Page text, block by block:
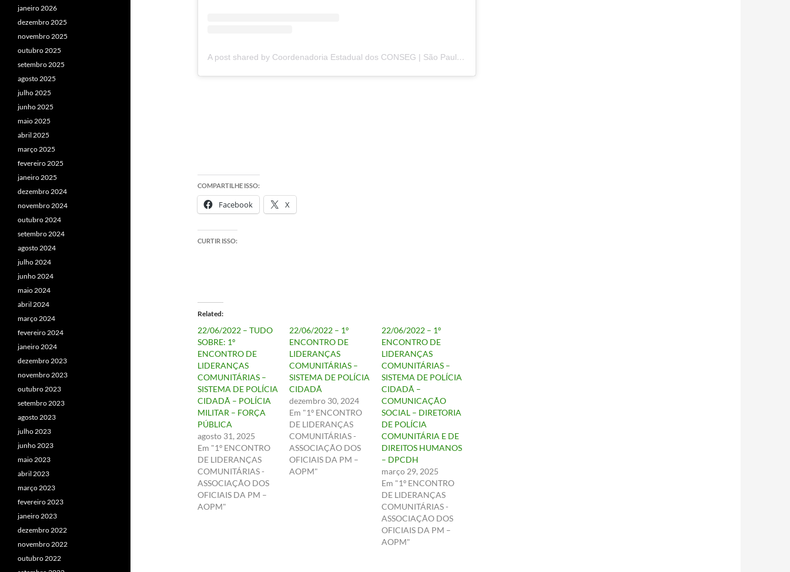
A post shared by Coordenadoria Estadual dos CONSEG | São Paulo (@ceconsegsp)
COMPARTILHE ISSO:
Facebook X
CURTIR ISSO:
Related
22/06/2022 – TUDO
SOBRE: 1º
ENCONTRO DE
LIDERANÇAS
COMUNITÁRIAS –
SISTEMA DE POLÍCIA
CIDADÃ – POLÍCIA
MILITAR – FORÇA
PÚBLICA
agosto 31, 2025
Em "1º ENCONTRO
DE LIDERANÇAS
COMUNITÁRIAS -
ASSOCIAÇÃO DOS
OFICIAIS DA PM –
AOPM"
22/06/2022 – 1º
ENCONTRO DE
LIDERANÇAS
COMUNITÁRIAS –
SISTEMA DE POLÍCIA
CIDADÃ
dezembro 30, 2024
Em "1º ENCONTRO
DE LIDERANÇAS
COMUNITÁRIAS -
ASSOCIAÇÃO DOS
OFICIAIS DA PM –
AOPM"
22/06/2022 – 1º
ENCONTRO DE
LIDERANÇAS
COMUNITÁRIAS –
SISTEMA DE POLÍCIA
CIDADÃ –
COMUNICAÇÃO
SOCIAL – DIRETORIA
DE POLÍCIA
COMUNITÁRIA E DE
DIREITOS HUMANOS
– DPCDH
março 29, 2025
Em "1º ENCONTRO
DE LIDERANÇAS
COMUNITÁRIAS -
ASSOCIAÇÃO DOS
OFICIAIS DA PM –
AOPM"
janeiro 2026
dezembro 2025
novembro 2025
outubro 2025
setembro 2025
agosto 2025
julho 2025
junho 2025
maio 2025
abril 2025
março 2025
fevereiro 2025
janeiro 2025
dezembro 2024
novembro 2024
outubro 2024
setembro 2024
agosto 2024
julho 2024
junho 2024
maio 2024
abril 2024
março 2024
fevereiro 2024
janeiro 2024
dezembro 2023
novembro 2023
outubro 2023
setembro 2023
agosto 2023
julho 2023
junho 2023
maio 2023
abril 2023
março 2023
fevereiro 2023
janeiro 2023
dezembro 2022
novembro 2022
outubro 2022